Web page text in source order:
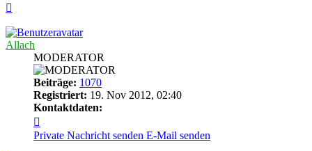
Allach
MODERATOR
Beiträge: 1070
Registriert: 19. Nov 2012, 02:40
Kontaktdaten:
von
Allach
Private Nachricht senden E-Mail senden